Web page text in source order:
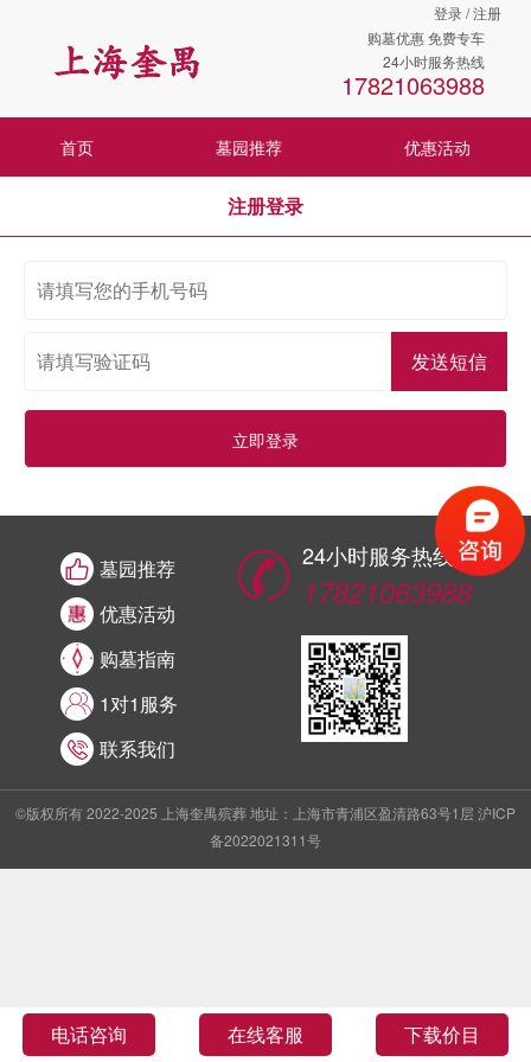
登录 / 注册
购墓优惠 免费专车
24小时服务热线
17821063988
首页 墓园推荐 优惠活动
注册登录
发送短信
立即登录
墓园推荐
优惠活动
购墓指南
1对1服务
联系我们
24小时服务热线
17821063988
©版权所有 2022-2025 上海奎禺殡葬 地址：上海市青浦区盈清路63号1层 沪ICP
备2022021311号
电话咨询 在线客服 下载价目